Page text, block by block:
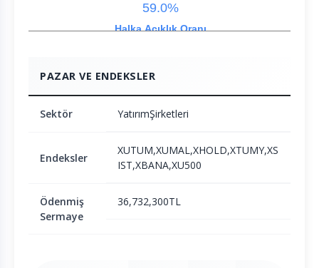
Halka Açıklık Oranı
59.0%
PAZAR VE ENDEKSLER
Sektör YatırımŞirketleri
Endeksler
XUTUM,XUMAL,XHOLD,XTUMY,XS
IST,XBANA,XU500
Ödenmiş
Sermaye
36,732,300TL